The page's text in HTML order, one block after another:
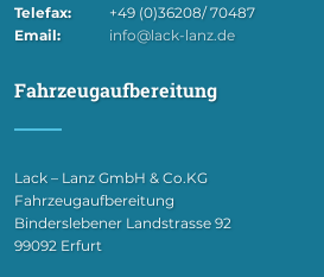
Telefax:
+49 (0)36208/ 70487
Email:
info@lack-lanz.de
Fahrzeugaufbereitung
Lack – Lanz GmbH & Co.KG
Fahrzeugaufbereitung
Binderslebener Landstrasse 92
99092 Erfurt